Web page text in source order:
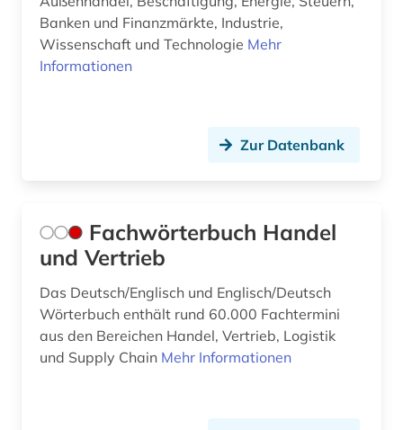
großbritannien (2)
grönland (1)
händel (1)
industrie (2)
inflation (1)
Banken und Finanzmärkte, Industrie,
Wissenschaft und Technologie Mehr
Informationen
Zur Datenbank
Fachwörterbuch Handel
und Vertrieb
Das Deutsch/Englisch und Englisch/Deutsch
Wörterbuch enthält rund 60.000 Fachtermini
aus den Bereichen Handel, Vertrieb, Logistik
und Supply Chain Mehr Informationen